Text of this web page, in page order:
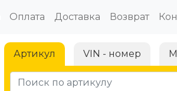
Оплата Доставка Возврат
Артикул VIN - номер